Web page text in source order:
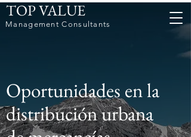
TOP VALUE
Management Consultants
Oportunidades en la
distribución urbana